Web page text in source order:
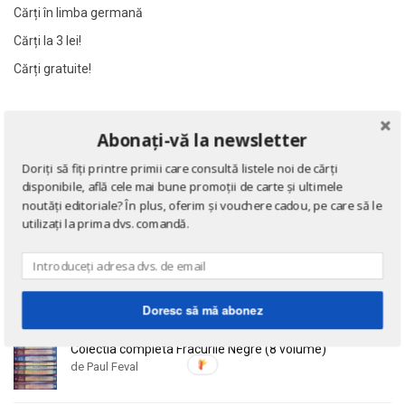
Al James
Al. Alexianu
Al. Caprariu
Alain Besancon
Alain Bombard
Alain Danielou
Alain Lesage
Alan Bullock
Alan Butler
Alan Dean Foster
Al James
Al. Alexianu
Al. Caprariu
Alain Besancon
Alain Bombard
Alain Danielou
Alain Lesage
Alan Bullock
Alan Butler
Alan Dean Foster
Cărți în limba germană
Cărți la 3 lei!
Cărți gratuite!
Eseuri
de Emil Cioran
Doctrina sau Cele patru carti clasice ale Chinei
de Confucius
Colectia completa Fracurile Negre (8 volume)
de Paul Feval
Abonați-vă la newsletter
Doriți să fiți printre primii care consultă listele noi de cărți
disponibile, află cele mai bune promoții de carte și ultimele
noutăți editoriale? În plus, oferim și vouchere cadou, pe care să le
utilizați la prima dvs. comandă.
Doresc să mă abonez